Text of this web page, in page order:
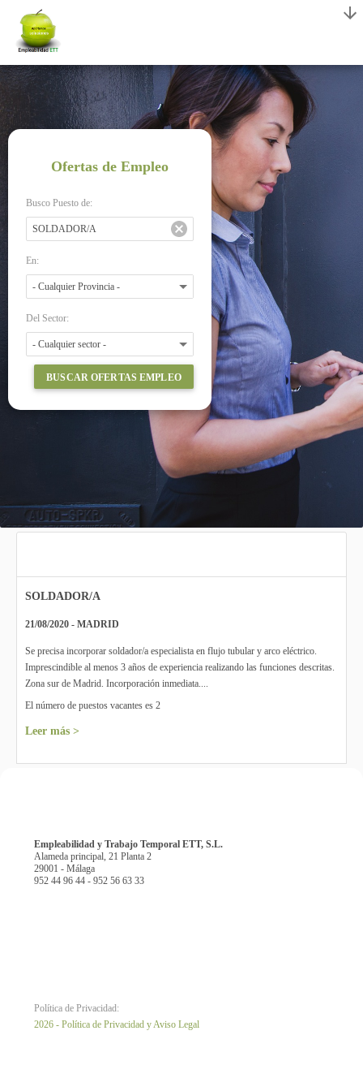
Ofertas de Empleo
Busco Puesto de:
En:
Del Sector:
BUSCAR OFERTAS EMPLEO
SOLDADOR/A
21/08/2020 - MADRID
Se precisa incorporar soldador/a especialista en flujo tubular y arco eléctrico.
Imprescindible al menos 3 años de experiencia realizando las funciones descritas.
Zona sur de Madrid. Incorporación inmediata....
El número de puestos vacantes es 2
Leer más >
Empleabilidad y Trabajo Temporal ETT, S.L.
Alameda principal, 21 Planta 2
29001 - Málaga
952 44 96 44 - 952 56 63 33
Política de Privacidad:
2026 - Política de Privacidad y Aviso Legal